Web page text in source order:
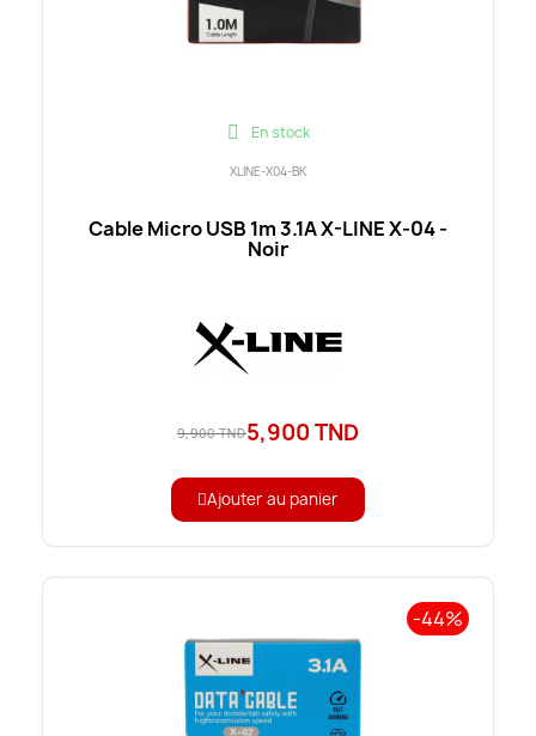
En stock
XLINE-X04-BK
Cable Micro USB 1m 3.1A X-LINE X-04 -
Noir
9,900 TND5,900 TND
Ajouter au panier
-44%